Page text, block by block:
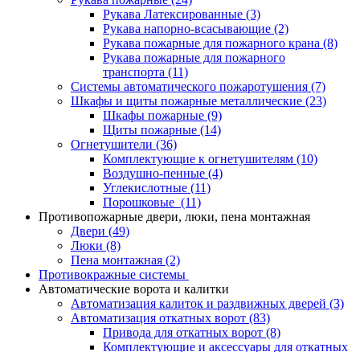
Рукава Латексированные (3)
Рукава напорно-всасывающие (2)
Рукава пожарные для пожарного крана (8)
Рукава пожарные для пожарного
транспорта (11)
Системы автоматического пожаротушения (7)
Шкафы и щиты пожарные металлические (23)
Шкафы пожарные (9)
Щиты пожарные (14)
Огнетушители (36)
Комплектующие к огнетушителям (10)
Воздушно-пенные (4)
Углекислотные (11)
Порошковые (11)
Противопожарные двери, люки, пена монтажная
Двери (49)
Люки (8)
Пена монтажная (2)
Противокражные системы
Автоматические ворота и калитки
Автоматизация калиток и раздвижных дверей (3)
Автоматизация откатных ворот (83)
Привода для откатных ворот (8)
Комплектующие и аксессуары для откатных